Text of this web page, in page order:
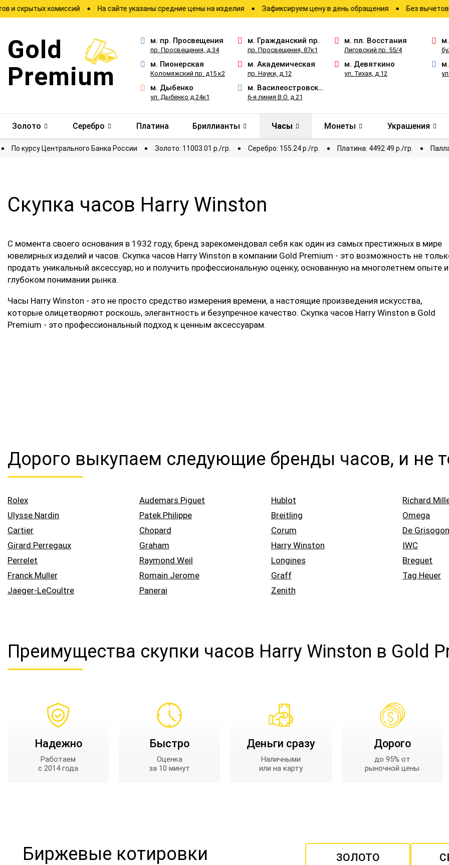
комиссий На сайте указаны средние цены на изделия Зафиксируем цену в день обращения Без вычетов и
Gold
Premium
м. пр. Просвещения
пр. Просвещения, д.34
м. Гражданский пр.
пр. Просвещения, 87к1
м. пл. Восстания
Лиговский пр. 55/4
м. Пионерская
Коломяжский пр. д15 к2
м. Академическая
пр. Науки, д.12
м. Девяткино
ул. Тихая, д.12
м. Дыбенко
ул. Дыбенко д.24к1
м. Василеостровская
6-я линия В.О. д 21
Золото Серебро Платина Бриллианты Часы Монеты Украшения
По курсу Центрального Банка России Золото: 11003.01 р./гр. Серебро: 155.24 р./гр. Платина: 4492.49 р./гр.
Скупка часов Harry Winston
С момента своего основания в 1932 году, бренд зарекомендовал себя как один из самых престижных в мире
ювелирных изделий и часов. Скупка часов Harry Winston в компании Gold Premium - это возможность не
продать уникальный аксессуар, но и получить профессиональную оценку, основанную на многолетнем опыте и
глубоком понимании рынка.
Часы Harry Winston - это не просто средство измерения времени, а настоящие произведения искусства,
которые олицетворяют роскошь, элегантность и безупречное качество. Скупка часов Harry Winston в Gold
Premium - это профессиональный подход к ценным аксессуарам.
Дорого выкупаем следующие бренды часов, и не
Rolex Audemars Piguet Hublot
Richard
Ulysse Nardin
Patek Philippe Breitling
Omega
Cartier
Chopard Corum
De
Girard Perregaux
Graham Harry Winston
IWC
Perrelet
Raymond Weil Longines
Breguet
Franck Muller
Romain Jerome Graff
Tag Heuer
Jaeger-LeCoultre
Panerai Zenith
Преимущества скупки часов Harry Winston в Gold
Надежно
Работаем
с 2014 года
Быстро
Оценка
за 10 минут
Деньги сразу
Наличными
или на карту
Дорого
до 95% от
рыночной цены
Биржевые котировки ЗОЛОТО